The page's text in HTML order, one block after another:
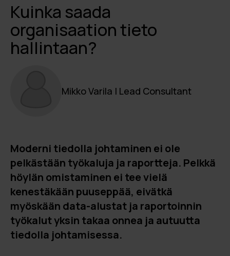
Kuinka saada
organisaation tieto
hallintaan?
Mikko Varila | Lead Consultant
Moderni tiedolla johtaminen ei ole
pelkästään työkaluja ja raportteja. Pelkkä
höylän omistaminen ei tee vielä
kenestäkään puuseppää, eivätkä
myöskään data-alustat ja raportoinnin
työkalut yksin takaa onnea ja autuutta
tiedolla johtamisessa.